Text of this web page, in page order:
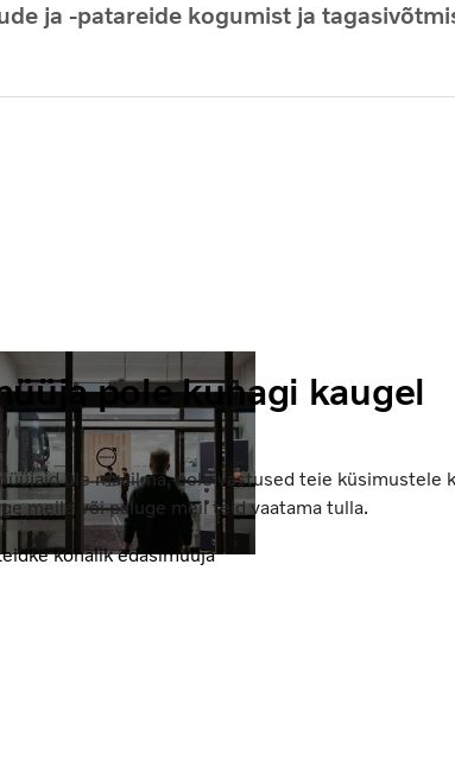
ja -patareide kogumist ja
pole kunagi kaugel
üle maailma, pole vastused teie küsimustele
meile või paluge meil teid vaatama tulla.
kohalik edasimüüja